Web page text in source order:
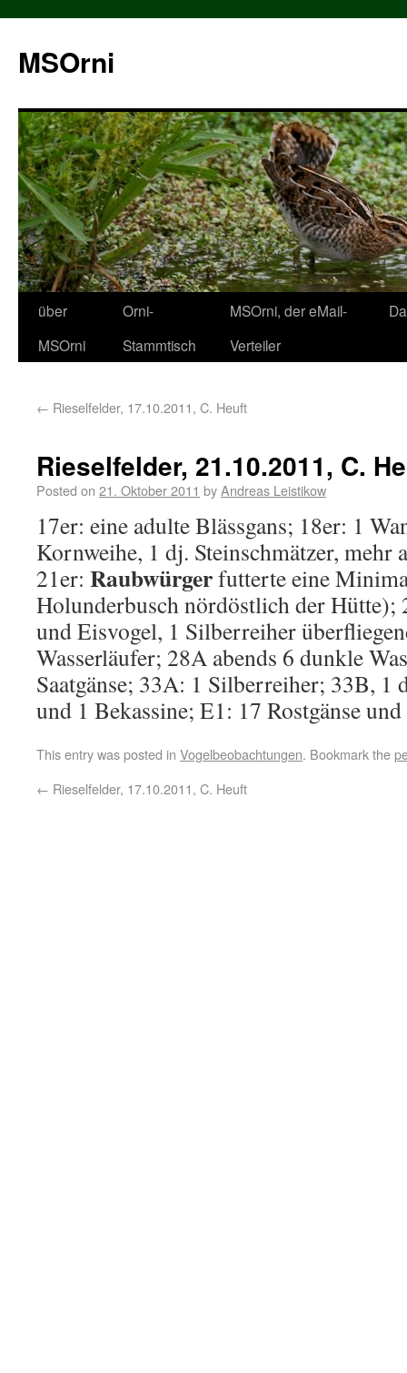
MSOrni
über
MSOrni
Orni-
Stammtisch
MSOrni, der eMail-
Verteiler
← Rieselfelder, 17.10.2011, C. Heuft
Rieselfelder, 21.10.2011, C.
Posted on 21. Oktober 2011 byAndreas Leistikow
17er: eine adulte Blässgans; 18er: 1
Kornweihe, 1 dj. Steinschmätzer, mehr
21er: Raubwürgerfutterte eine
Holunderbusch nördöstlich der Hütte);
und Eisvogel, 1 Silberreiher
Wasserläufer; 28A abends 6 dunkle
Saatgänse; 33A: 1 Silberreiher; 33B, 1
und 1 Bekassine; E1: 17 Rostgänse
This entry was posted in Vogelbeobachtungen. Bookmark the
← Rieselfelder, 17.10.2011, C. Heuft